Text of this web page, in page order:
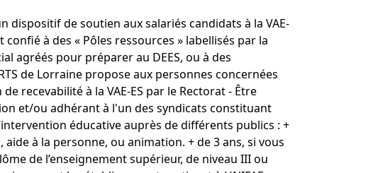
de soutien aux salariés candidats à la VAE-
à des « Pôles ressources » labellisés par la
agréés pour préparer au DEES, ou à des
de Lorraine propose aux personnes concernées
recevabilité à la VAE-ES par le Rectorat - Être
et/ou adhérant à l'un des syndicats constituant
éducative auprès de différents publics : +
à la personne, ou animation. + de 3 ans, si vous
de l’enseignement supérieur, de niveau III ou